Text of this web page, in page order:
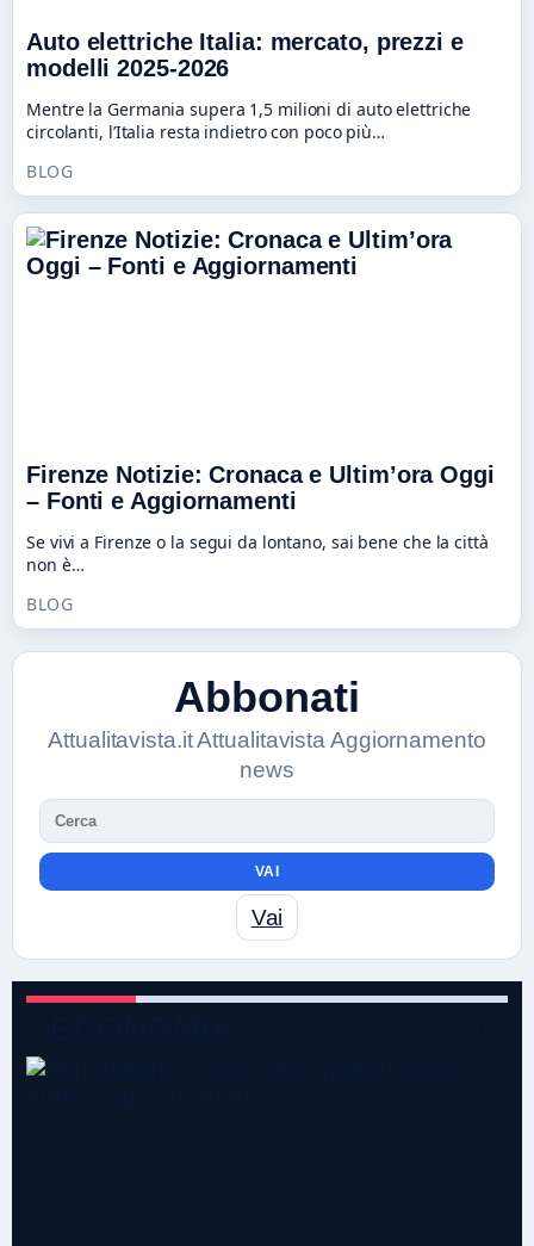
Auto elettriche Italia: mercato, prezzi e
modelli 2025-2026
Mentre la Germania supera 1,5 milioni di auto elettriche
circolanti, l’Italia resta indietro con poco più…
BLOG
Firenze Notizie: Cronaca e Ultim’ora Oggi
– Fonti e Aggiornamenti
Se vivi a Firenze o la segui da lontano, sai bene che la città
non è…
BLOG
Abbonati
Attualitavista.it Attualitavista Aggiornamento
news
VAI
Vai